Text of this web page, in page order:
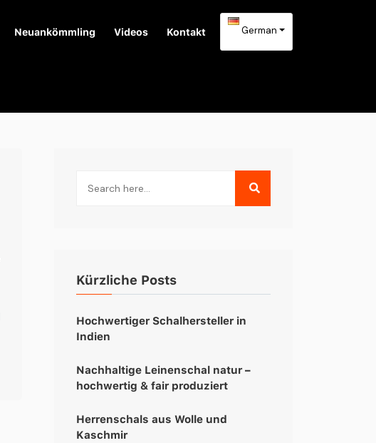
Neuankömmling Videos Kontakt German
Kürzliche Posts
Hochwertiger Schalhersteller in
Indien
Nachhaltige Leinenschal natur –
hochwertig & fair produziert
Herrenschals aus Wolle und
Kaschmir